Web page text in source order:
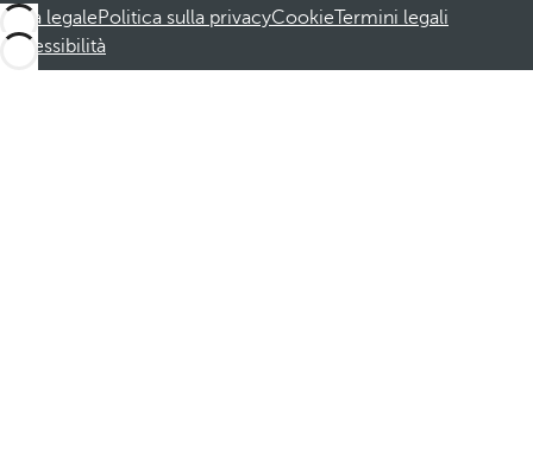
Nota legalePolitica sulla privacyCookieTermini legali
Accessibilità